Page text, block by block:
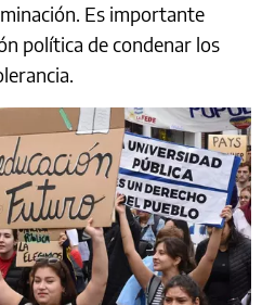
Es importante
política de condenar los